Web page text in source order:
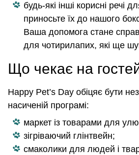
будь-які інші корисні речі
приносьте їх до нашого
Ваша допомога стане
для чотирилапих, які ще
Що чекає на
Happy Pet’s Day обіцяє бути
насиченій програмі:
маркет із товарами для
зігріваючий глінтвейн;
смаколики для людей і